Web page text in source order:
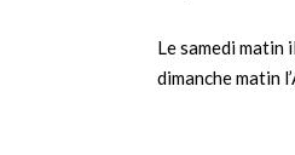
Le samedi matin
dimanche matin